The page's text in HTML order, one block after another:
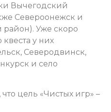
Вычегодский
Североонежск и
Уже скоро
квеста у них
Северодвинск,
и село
цель «Чистых игр» –